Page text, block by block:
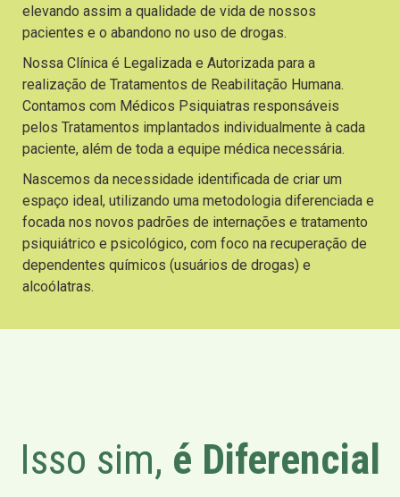
elevando assim a qualidade de vida de nossos
pacientes e o abandono no uso de drogas.
Nossa Clínica é Legalizada e Autorizada para a
realização de Tratamentos de Reabilitação Humana.
Contamos com Médicos Psiquiatras responsáveis
pelos Tratamentos implantados individualmente à cada
paciente, além de toda a equipe médica necessária.
Nascemos da necessidade identificada de criar um
espaço ideal, utilizando uma metodologia diferenciada e
focada nos novos padrões de internações e tratamento
psiquiátrico e psicológico, com foco na recuperação de
dependentes químicos (usuários de drogas) e
alcoólatras.
Isso sim, é Diferencial